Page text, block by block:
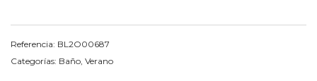
Referencia: BL2O00687
Categorías: Baño Verano